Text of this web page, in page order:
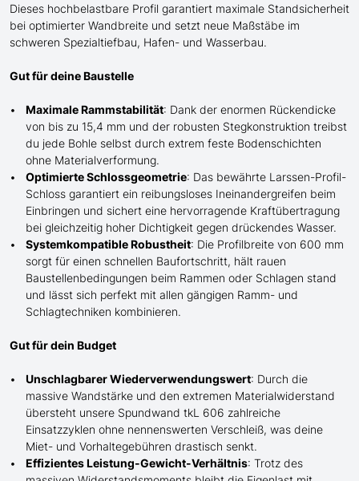
Dieses hochbelastbare Profil garantiert maximale Standsicherheit
bei optimierter Wandbreite und setzt neue Maßstäbe im
schweren Spezialtiefbau, Hafen- und Wasserbau.
Gut für deine Baustelle
Maximale Rammstabilität: Dank der enormen Rückendicke
von bis zu 15,4 mm und der robusten Stegkonstruktion treibst
du jede Bohle selbst durch extrem feste Bodenschichten
ohne Materialverformung.
Optimierte Schlossgeometrie: Das bewährte Larssen-Profil-
Schloss garantiert ein reibungsloses Ineinandergreifen beim
Einbringen und sichert eine hervorragende Kraftübertragung
bei gleichzeitig hoher Dichtigkeit gegen drückendes Wasser.
Systemkompatible Robustheit: Die Profilbreite von 600 mm
sorgt für einen schnellen Baufortschritt, hält rauen
Baustellenbedingungen beim Rammen oder Schlagen stand
und lässt sich perfekt mit allen gängigen Ramm- und
Schlagtechniken kombinieren.
Gut für dein Budget
Unschlagbarer Wiederverwendungswert: Durch die
massive Wandstärke und den extremen Materialwiderstand
übersteht unsere Spundwand tkL 606 zahlreiche
Einsatzzyklen ohne nennenswerten Verschleiß, was deine
Miet- und Vorhaltegebühren drastisch senkt.
Effizientes Leistung-Gewicht-Verhältnis: Trotz des